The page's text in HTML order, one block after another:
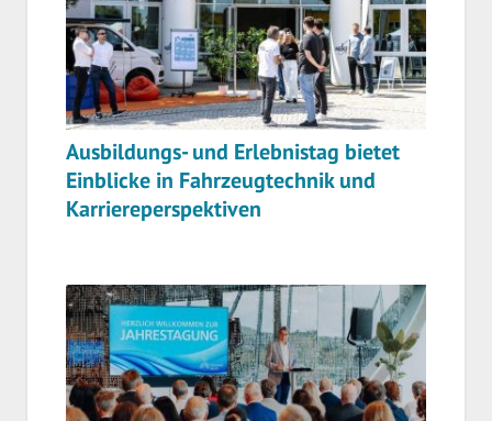
Ausbildungs- und Erlebnistag bietet
Einblicke in Fahrzeugtechnik und
Karriereperspektiven